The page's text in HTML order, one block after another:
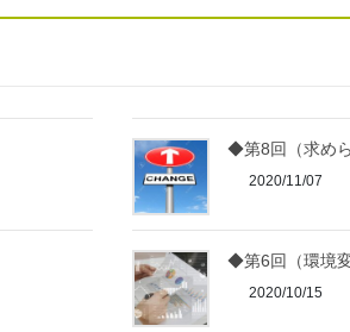
◆第8回（求めら
2020/11/07
◆第6回（環境
2020/10/15